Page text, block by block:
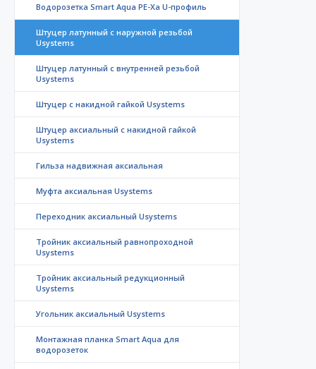
Водорозетка Smart Aqua PE-Xa U-профиль
Штуцер латунный с наружной резьбой
Usystems
Штуцер латунный с внутренней резьбой
Usystems
Штуцер с накидной гайкой Usystems
Штуцер аксиальный с накидной гайкой
Usystems
Гильза надвижная аксиальная
Муфта аксиальная Usystems
Переходник аксиальный Usystems
Тройник аксиальный равнопроходной
Usystems
Тройник аксиальный редукционный
Usystems
Угольник аксиальный Usystems
Монтажная планка Smart Aqua для
водорозеток